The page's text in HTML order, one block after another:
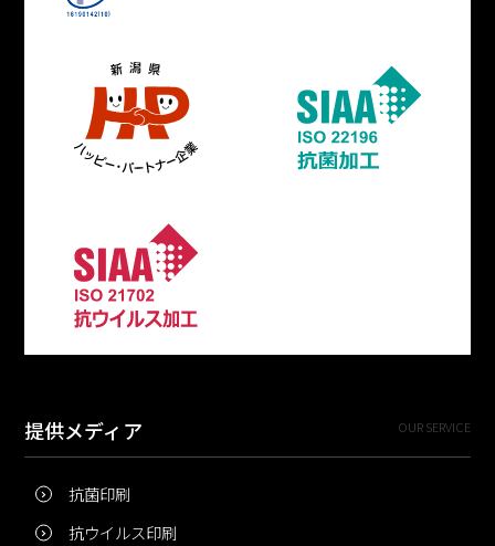
提供メディア OUR SERVICE
抗菌印刷
抗ウイルス印刷